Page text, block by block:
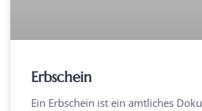
Erbschein
Ein Erbschein ist ein amtliches